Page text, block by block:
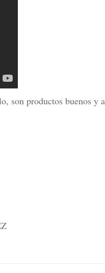
son productos buenos y